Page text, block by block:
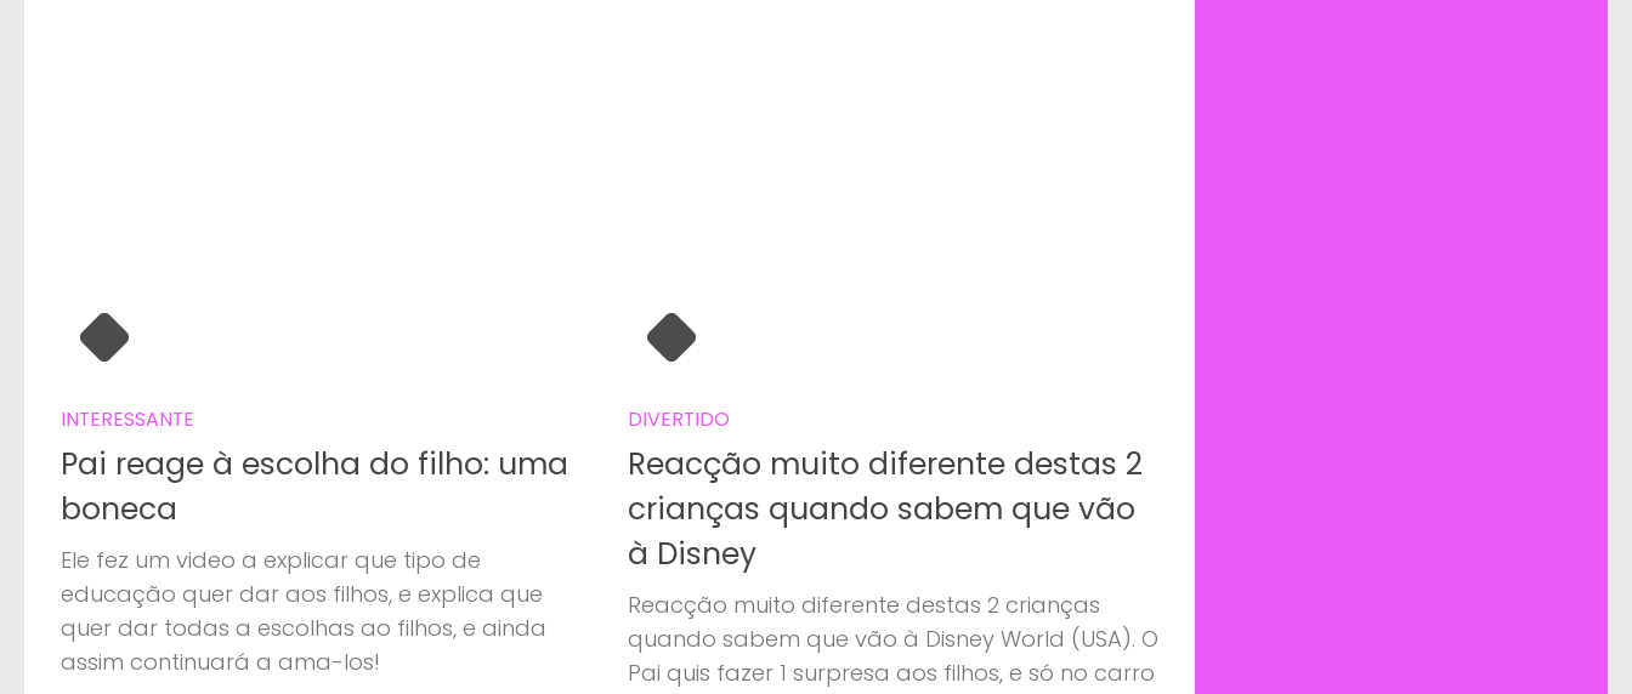
INTERESSANTE
Pai reage à escolha do filho: uma
boneca
Ele fez um video a explicar que tipo de
educação quer dar aos filhos, e explica que
quer dar todas a escolhas ao filhos, e ainda
assim continuará a ama-los!
DIVERTIDO
Reacção muito diferente destas 2
crianças quando sabem que vão
à Disney
Reacção muito diferente destas 2 crianças
quando sabem que vão à Disney World (USA). O
Pai quis fazer 1 surpresa aos filhos, e só no carro